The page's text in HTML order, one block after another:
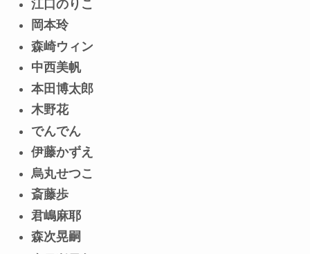
江口のりこ
岡本玲
森崎ウィン
中西美帆
本田博太郎
木野花
でんでん
伊藤かずえ
烏丸せつこ
斎藤歩
君嶋麻耶
森次晃嗣